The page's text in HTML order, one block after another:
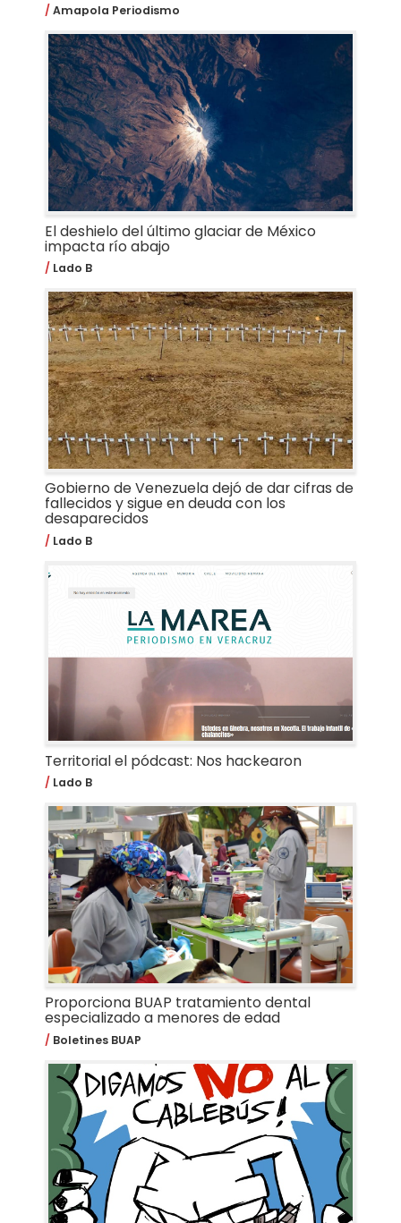
Amapola Periodismo
El deshielo del último glaciar de México
impacta río abajo
Lado B
Gobierno de Venezuela dejó de dar cifras de
fallecidos y sigue en deuda con los
desaparecidos
Lado B
Territorial el pódcast: Nos hackearon
Lado B
Proporciona BUAP tratamiento dental
especializado a menores de edad
Boletines BUAP